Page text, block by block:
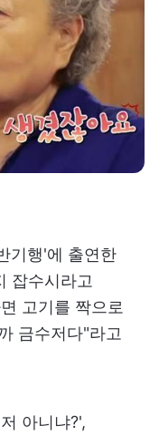
기행'에 출연한
잡수시라고
고기를 짝으로
금수저다"라고
아니냐?',